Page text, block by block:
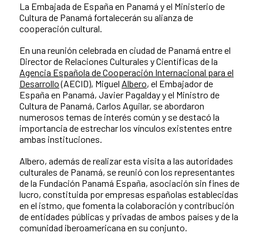
La Embajada de España en Panamá y el Ministerio de
Cultura de Panamá fortalecerán su alianza de
cooperación cultural.
En una reunión celebrada en ciudad de Panamá entre el
Director de Relaciones Culturales y Científicas de la
Agencia Española de Cooperación Internacional para el
Desarrollo(AECID), Miguel Albero, el Embajador de
España en Panamá, Javier Pagalday y el Ministro de
Cultura de Panamá, Carlos Aguilar, se​ abordaron
numerosos temas de interés común y se destacó la
importancia de estrechar los vínculos existentes entre
ambas instituciones.
Albero, además de realizar esta visita a las autoridades
culturales de Panamá, se reunió con los representantes
de la Fundación Panamá España, asociación sin fines de
lucro, constituida por empresas españolas establecidas
en el istmo, que fomenta la colaboración y contribución
de entidades públicas y privadas de ambos países y de la
comunidad iberoamericana en su conjunto.